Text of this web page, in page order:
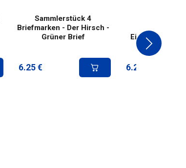
Sammlerstück 4
Briefmarken - Der Hirsch -
Grüner Brief
6.25 €
Eichhörnchen -
6.25